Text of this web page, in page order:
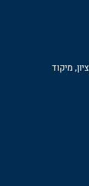
ראשון לציון, מיקוד